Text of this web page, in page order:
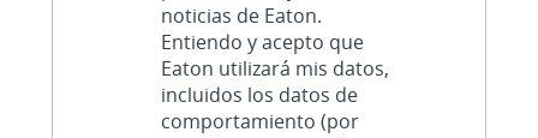
noticias de Eaton.
Entiendo y acepto que
Eaton utilizará mis datos,
incluidos los datos de
comportamiento (por